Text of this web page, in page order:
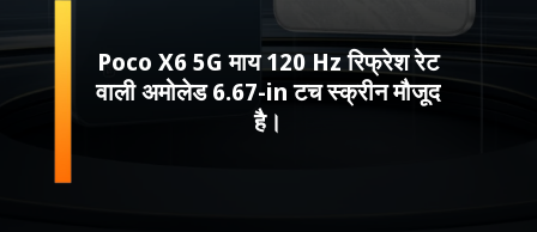
Poco X6 5G माय 120 Hz रिफ्रेश रेट
वाली अमोलेड 6.67-in टच स्क्रीन मौजूद
है।